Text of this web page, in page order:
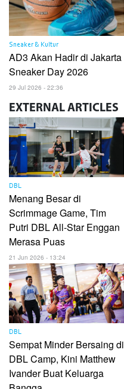
Sneaker & Kultur
AD3 Akan Hadir di Jakarta
Sneaker Day 2026
29 Jul 2026 - 22:36
EXTERNAL ARTICLES
DBL
Menang Besar di
Scrimmage Game, Tim
Putri DBL All-Star Enggan
Merasa Puas
21 Jun 2026 - 13:24
DBL
Sempat Minder Bersaing di
DBL Camp, Kini Matthew
Ivander Buat Keluarga